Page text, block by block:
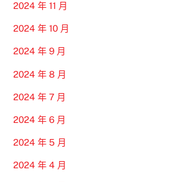
2024 年 11 月
2024 年 10 月
2024 年 9 月
2024 年 8 月
2024 年 7 月
2024 年 6 月
2024 年 5 月
2024 年 4 月